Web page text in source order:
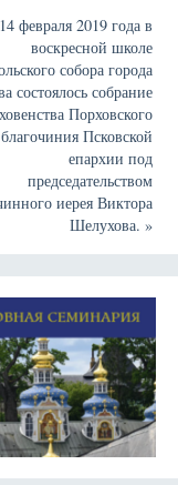
14 февраля 2019 года в
воскресной школе
собора города
состоялось собрание
Порховского
благочиния Псковской
епархии под
председательством
иерея Виктора
Шелухова.»